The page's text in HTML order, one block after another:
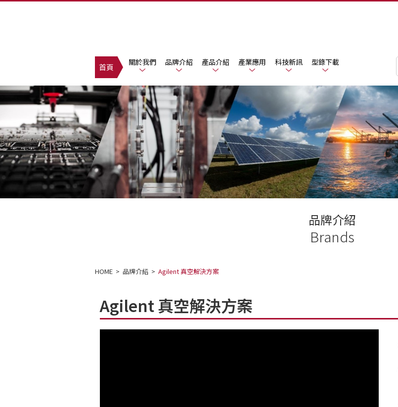
首頁 關於我們 品牌介紹 產品介紹 產業應用 科技新訊 型錄下載
品牌介紹
Brands
HOME 品牌介紹 Agilent 真空解決方案
Agilent 真空解決方案